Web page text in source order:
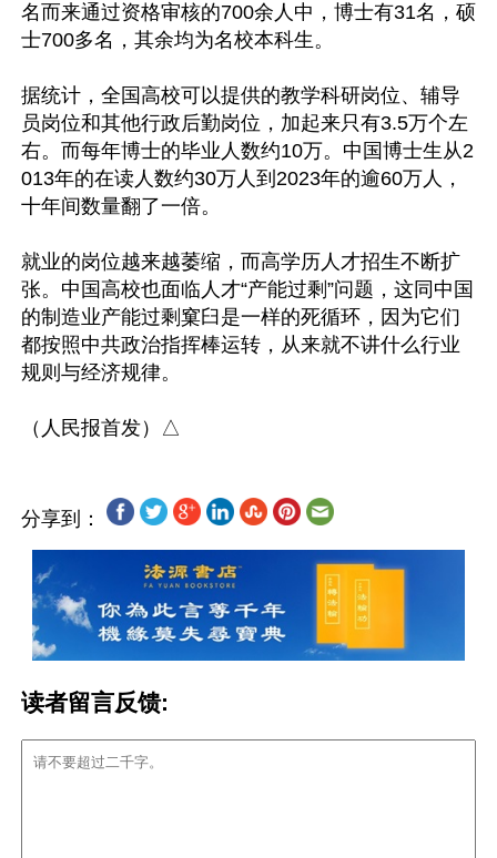
名而来通过资格审核的700余人中，博士有31名，硕
士700多名，其余均为名校本科生。
据统计，全国高校可以提供的教学科研岗位、辅导
员岗位和其他行政后勤岗位，加起来只有3.5万个左
右。而每年博士的毕业人数约10万。中国博士生从2
013年的在读人数约30万人到2023年的逾60万人，
十年间数量翻了一倍。
就业的岗位越来越萎缩，而高学历人才招生不断扩
张。中国高校也面临人才“产能过剩”问题，这同中国
的制造业产能过剩窠臼是一样的死循环，因为它们
都按照中共政治指挥棒运转，从来就不讲什么行业
规则与经济规律。
分享到：
读者留言反馈: